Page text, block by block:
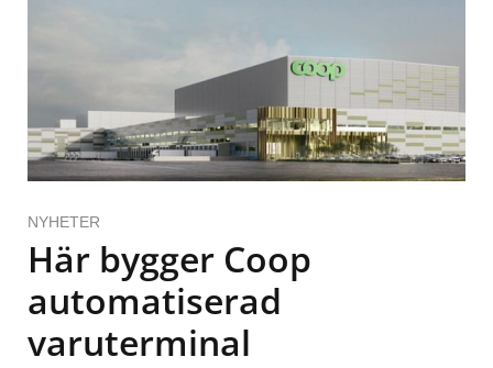
NYHETER
Här bygger Coop
automatiserad
varuterminal